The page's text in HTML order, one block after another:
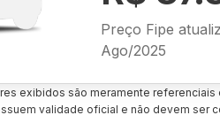
Preço Fipe
Ago/2025
exibidos são meramente
validade oficial e não devem ser